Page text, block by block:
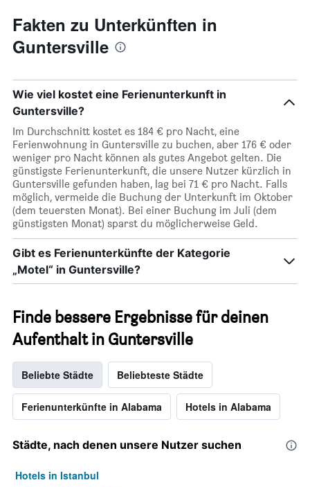
Fakten zu Unterkünften in
Guntersville
Wie viel kostet eine Ferienunterkunft in
Guntersville?
Im Durchschnitt kostet es 184 € pro Nacht, eine
Ferienwohnung in Guntersville zu buchen, aber 176 € oder
weniger pro Nacht können als gutes Angebot gelten. Die
günstigste Ferienunterkunft, die unsere Nutzer kürzlich in
Guntersville gefunden haben, lag bei 71 € pro Nacht. Falls
möglich, vermeide die Buchung der Unterkunft im Oktober
(dem teuersten Monat). Bei einer Buchung im Juli (dem
günstigsten Monat) sparst du möglicherweise Geld.
Gibt es Ferienunterkünfte der Kategorie
„Motel“ in Guntersville?
Finde bessere Ergebnisse für deinen
Aufenthalt in Guntersville
Beliebte Städte Beliebteste Städte
Ferienunterkünfte in Alabama Hotels in Alabama
Städte, nach denen unsere Nutzer suchen
Hotels in Istanbul